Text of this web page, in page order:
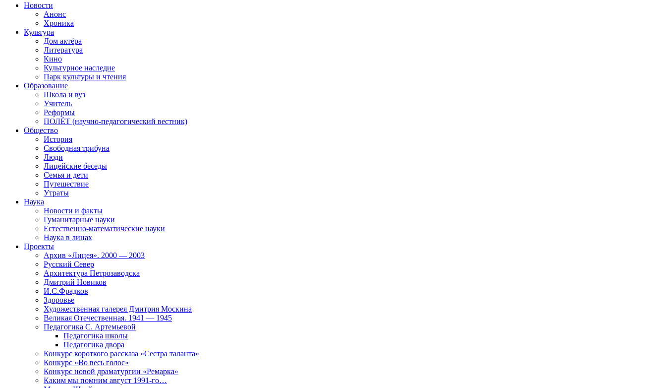
Новости
Анонс
Хроника
Культура
Дом актёра
Литература
Кино
Культурное наследие
Парк культуры и чтения
Образование
Школа и вуз
Учитель
Реформы
ПОЛЁТ (научно-педагогический вестник)
Общество
История
Свободная трибуна
Люди
Лицейские беседы
Семья и дети
Путешествие
Утраты
Наука
Новости и факты
Гуманитарные науки
Естественно-математические науки
Наука в лицах
Проекты
Архив «Лицея». 2000 — 2003
Русский Север
Архитектура Петрозаводска
Дмитрий Новиков
И.С.Фрадков
Здоровье
Художественная галерея Дмитрия Москина
Великая Отечественная. 1941 — 1945
Педагогика С. Артемьевой
Педагогика школы
Педагогика двора
Конкурс короткого рассказа «Сестра таланта»
Конкурс «Во весь голос»
Конкурс новой драматургии «Ремарка»
Каким мы помним август 1991-го…